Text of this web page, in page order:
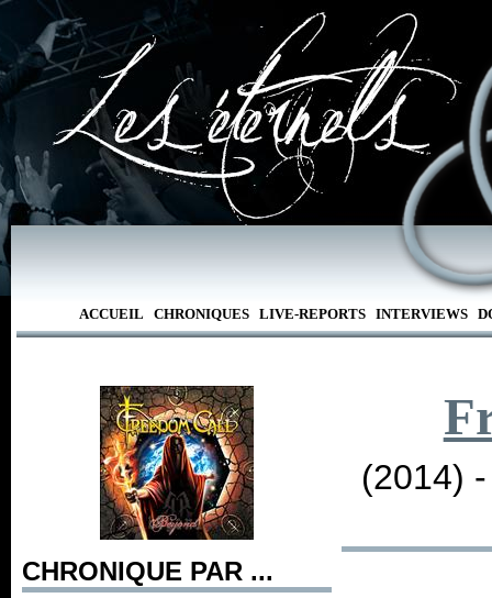
ACCUEIL CHRONIQUES LIVE-REPORTS INTERVIEWS
CHRONIQUE PAR ...
(2014)